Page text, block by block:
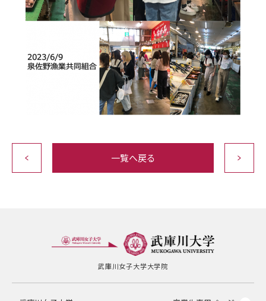
一覧へ戻る
武庫川女子大学大学院